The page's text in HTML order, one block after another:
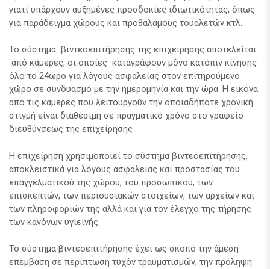
γιατί υπάρχουν αυξημένες προσδοκίες ιδιωτικότητας, όπως
για παράδειγμα χώρους και προθαλάμους τουαλετών κτλ.
Το σύστημα βιντεοεπιτήρησης της επιχείρησης αποτελείται
από κάμερες, οι οποίες καταγράφουν μόνο κατόπιν κίνησης
όλο το 24ωρο για λόγους ασφαλείας στον επιτηρούμενο
χώρο σε συνδυασμό με την ημερομηνία και την ώρα. Η εικόνα
από τις κάμερες που λειτουργούν την οποιαδήποτε χρονική
στιγμή είναι διαθέσιμη σε πραγματικό χρόνο στο γραφείο
διευθύνσεως της επιχείρησης .
Η επιχείρηση χρησιμοποιεί το σύστημα βιντεοεπιτήρησης,
αποκλειστικά για λόγους ασφάλειας και προστασίας του
επαγγελματικού της χώρου, του προσωπικού, των
επισκεπτών, των περιουσιακών στοιχείων, των αρχείων και
των πληροφοριών της αλλά και για τον έλεγχο της τήρησης
των κανόνων υγιεινής.
Το σύστημα βιντεοεπιτήρησης έχει ως σκοπό την άμεση
επέμβαση σε περίπτωση τυχόν τραυματισμών, την πρόληψη